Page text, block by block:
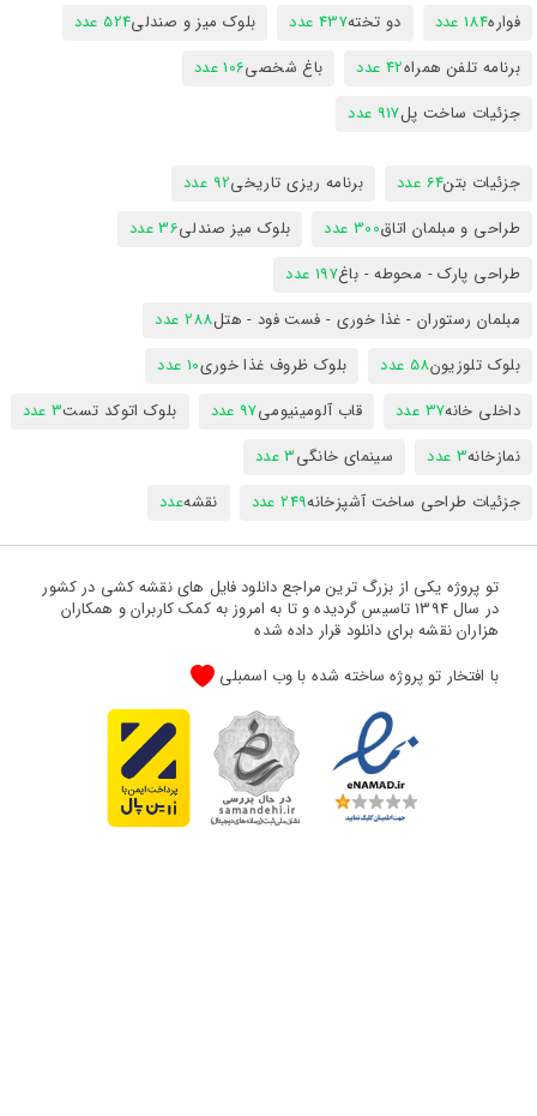
فواره184 عدد دو تخته437 عدد بلوک میز و صندلی524 عدد
برنامه تلفن همراه42 عدد باغ شخصی106 عدد
جزئیات ساخت پل917 عدد
جزئیات بتن64 عدد برنامه ریزی تاریخی92 عدد
طراحی و مبلمان اتاق300 عدد بلوک میز صندلی36 عدد
طراحی پارک - محوطه - باغ197 عدد
مبلمان رستوران - غذا خوری - فست فود - هتل288 عدد
بلوک تلوزیون58 عدد بلوک ظروف غذا خوری10 عدد
داخلی خانه37 عدد قاب آلومینیومی97 عدد بلوک اتوکد تست3 عدد
نمازخانه3 عدد سینمای خانگی3 عدد
جزئیات طراحی ساخت آشپزخانه249 عدد نقشهعدد
تو پروژه یکی از بزرگ ترین مراجع دانلود فایل های نقشه کشی در کشور
در سال 1394 تاسیس گردیده و تا به امروز به کمک کاربران و همکاران
هزاران نقشه برای دانلود قرار داده شده
با افتخار تو پروژه ساخته شده با وب اسمبلی